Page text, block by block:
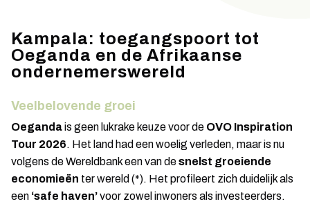
Kampala: toegangspoort tot
Oeganda en de Afrikaanse
ondernemerswereld
Veelbelovende groei
Oegandais geen lukrake keuze voor de OVO Inspiration
Tour 2026. Het land had een woelig verleden, maar is nu
volgens de Wereldbank een van desnelst groeiende
economieën ter wereld (*). Het profileert zich duidelijk als
een ‘safe haven’voor zowel inwoners als investeerders.